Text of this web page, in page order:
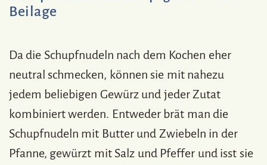
Beilage
Da die Schupfnudeln nach dem Kochen eher
neutral schmecken, können sie mit nahezu
jedem beliebigen Gewürz und jeder Zutat
kombiniert werden. Entweder brät man die
Schupfnudeln mit Butter und Zwiebeln in der
Pfanne, gewürzt mit Salz und Pfeffer und isst sie